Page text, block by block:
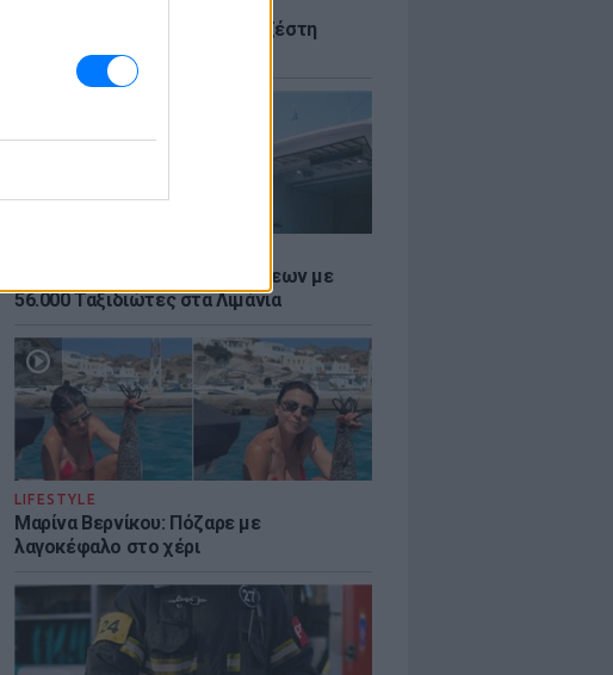
Καιρός: Πού θα «χτυπήσει» η ζέστη
Αύγουστος: Ρεκόρ Αναχωρήσεων με
56.000 Ταξιδιώτες στα Λιμάνια
LIFESTYLE
Μαρίνα Βερνίκου: Πόζαρε με
λαγοκέφαλο στο χέρι